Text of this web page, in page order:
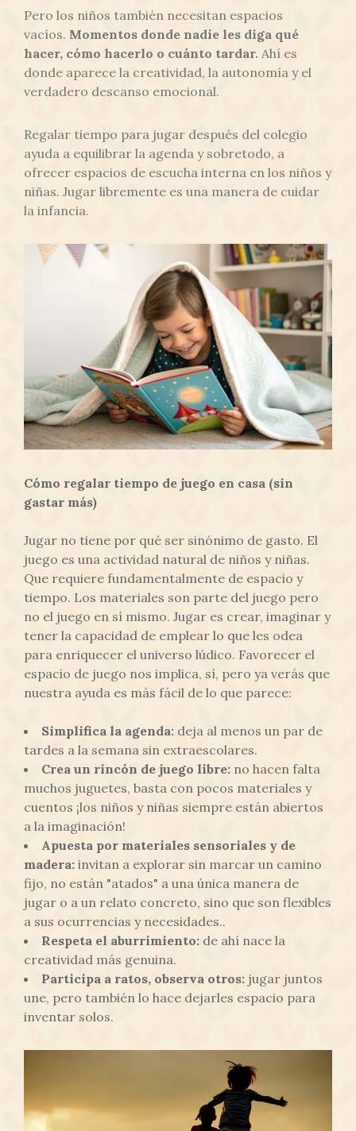
Pero los niños también necesitan espacios
vacíos. Momentos donde nadie les diga qué
hacer, cómo hacerlo o cuánto tardar. Ahí es
donde aparece la creatividad, la autonomía y el
verdadero descanso emocional.
Regalar tiempo para jugar después del colegio
ayuda a equilibrar la agenda y sobretodo, a
ofrecer espacios de escucha interna en los niños y
niñas. Jugar libremente es una manera de cuidar
la infancia.
Cómo regalar tiempo de juego en casa (sin
gastar más)
Jugar no tiene por qué ser sinónimo de gasto. El
juego es una actividad natural de niños y niñas.
Que requiere fundamentalmente de espacio y
tiempo. Los materiales son parte del juego pero
no el juego en sí mismo. Jugar es crear, imaginar y
tener la capacidad de emplear lo que les odea
para enriquecer el universo lúdico. Favorecer el
espacio de juego nos implica, sí, pero ya verás que
nuestra ayuda es más fácil de lo que parece:
Simplifica la agenda: deja al menos un par de
tardes a la semana sin extraescolares.
Crea un rincón de juego libre: no hacen falta
muchos juguetes, basta con pocos materiales y
cuentos ¡los niños y niñas siempre están abiertos
a la imaginación!
Apuesta por materiales sensoriales y de
madera: invitan a explorar sin marcar un camino
fijo, no están "atados" a una única manera de
jugar o a un relato concreto, sino que son flexibles
a sus ocurrencias y necesidades..
Respeta el aburrimiento: de ahí nace la
creatividad más genuina.
Participa a ratos, observa otros: jugar juntos
une, pero también lo hace dejarles espacio para
inventar solos.